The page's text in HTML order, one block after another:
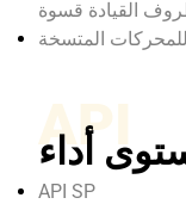
API
API SP